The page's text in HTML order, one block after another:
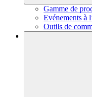
Gamme de
Evénements à
Outils de